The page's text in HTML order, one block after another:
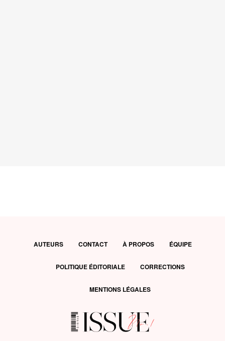
AUTEURS CONTACT À PROPOS ÉQUIPE
POLITIQUE ÉDITORIALE CORRECTIONS
MENTIONS LÉGALES